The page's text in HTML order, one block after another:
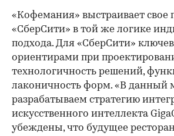
«Кофемания» выстраивает свое
«СберСити» в той же логике
подхода. Для «СберСити»
ориентирами при
технологичность решений,
лаконичность форм. «В данный
разрабатываем стратегию
искусственного интеллекта
убеждены, что будущее